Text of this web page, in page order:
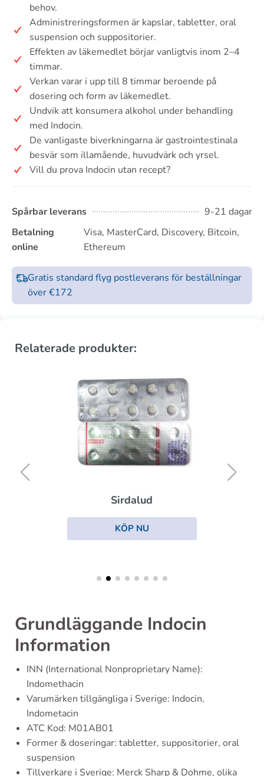
behov.
Administreringsformen är kapslar, tabletter, oral
suspension och suppositorier.
Effekten av läkemedlet börjar vanligtvis inom 2–4
timmar.
Verkan varar i upp till 8 timmar beroende på
dosering och form av läkemedlet.
Undvik att konsumera alkohol under behandling
med Indocin.
De vanligaste biverkningarna är gastrointestinala
besvär som illamående, huvudvärk och yrsel.
Vill du prova Indocin utan recept?
Spårbar leverans
9-21 dagar
Betalning
online
Visa, MasterCard, Discovery, Bitcoin,
Ethereum
Gratis standard flyg postleverans för beställningar
över €172
Relaterade produkter:
Sirdalud
KÖP NU
Grundläggande Indocin
Information
INN (International Nonproprietary Name):
Indomethacin
Varumärken tillgängliga i Sverige: Indocin,
Indometacin
ATC Kod: M01AB01
Former & doseringar: tabletter, suppositorier, oral
suspension
Tillverkare i Sverige: Merck Sharp & Dohme, olika